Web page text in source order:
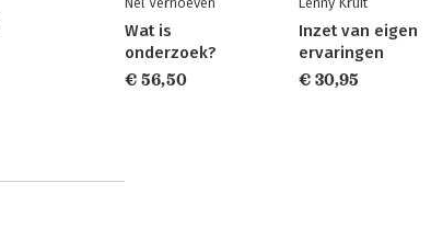
Wat is
onderzoek?
€ 56,50
Inzet van eigen
ervaringen
€ 30,95